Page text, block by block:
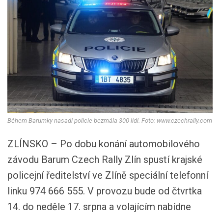
Během Barumky nasadí policie bezmála 300 lidí. Foto: www.czechrally.com
ZLÍNSKO – Po dobu konání automobilového
závodu Barum Czech Rally Zlín spustí krajské
policejní ředitelství ve Zlíně speciální telefonní
linku 974 666 555. V provozu bude od čtvrtka
14. do neděle 17. srpna a volajícím nabídne